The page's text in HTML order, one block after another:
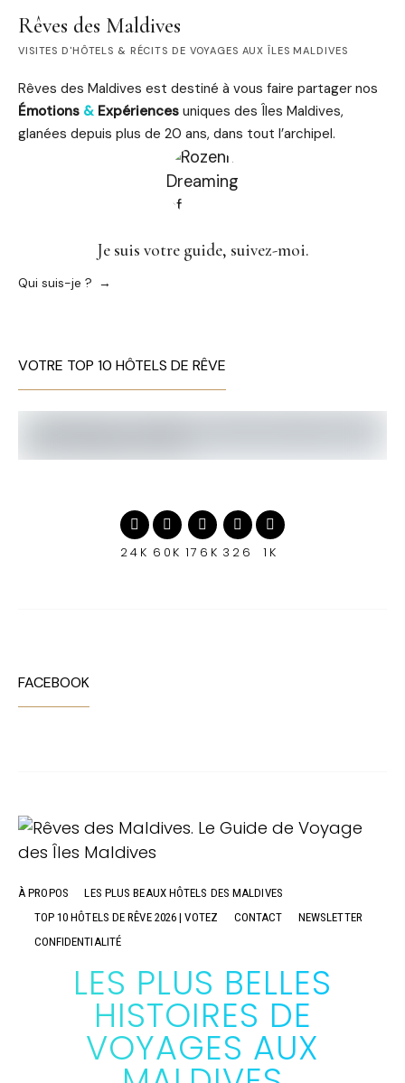
Rêves des Maldives
VISITES D'HÔTELS & RÉCITS DE VOYAGES AUX ÎLES MALDIVES
Rêves des Maldives est destiné à vous faire partager nos
Émotions & Expériences uniques des Îles Maldives,
glanées depuis plus de 20 ans, dans tout l’archipel.
Je suis votre guide, suivez-moi.
Qui suis-je ?
VOTRE TOP 10 HÔTELS DE RÊVE
24K 60K 176K 326 1K
FACEBOOK
À PROPOS
LES PLUS BEAUX HÔTELS DES MALDIVES
TOP 10 HÔTELS DE RÊVE 2026 | VOTEZ
CONTACT
NEWSLETTER
CONFIDENTIALITÉ
LES PLUS BELLES
HISTOIRES DE
VOYAGES AUX